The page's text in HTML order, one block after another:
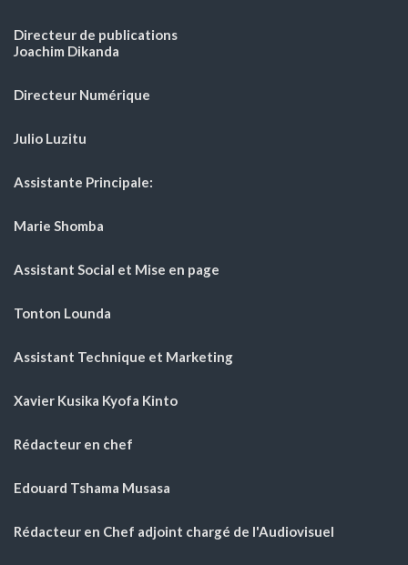
Directeur de publications
Joachim Dikanda
Directeur Numérique
Julio Luzitu
Assistante Principale:
Marie Shomba
Assistant Social et Mise en page
Tonton Lounda
Assistant Technique et Marketing
Xavier Kusika Kyofa Kinto
Rédacteur en chef
Edouard Tshama Musasa
Rédacteur en Chef adjoint chargé de l'Audiovisuel